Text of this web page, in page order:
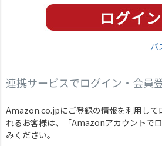
パ
連携サービスでログイン・会員
Amazon.co.jpにご登録の情報を利用して
れるお客様は、「Amazonアカウントで
みください。